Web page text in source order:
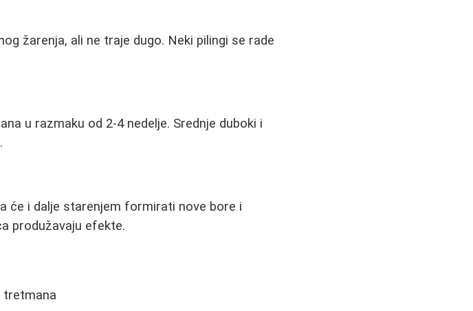
žarenja, ali ne traje dugo. Neki pilingi se rade
u razmaku od 2-4 nedelje. Srednje duboki i
će i dalje starenjem formirati nove bore i
produžavaju efekte.
tretmana